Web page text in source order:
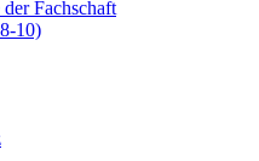
Fachschaft
10)